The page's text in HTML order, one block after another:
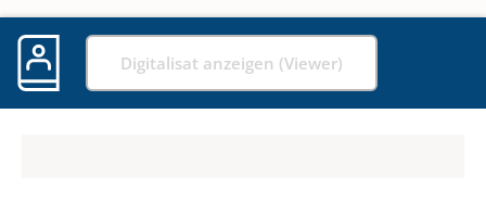
Digitalisat anzeigen (Viewer)